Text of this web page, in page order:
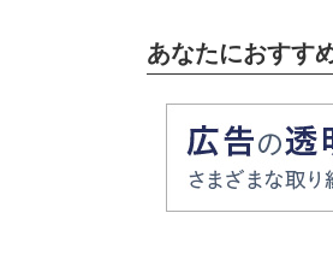
あなたにおすす